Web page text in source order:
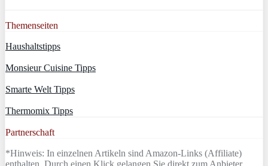
Themenseiten
Haushaltstipps
Monsieur Cuisine Tipps
Smarte Welt Tipps
Thermomix Tipps
Partnerschaft
*Hinweis: In einzelnen Artikeln sind Amazon-Links (Affiliate)
enthalten. Durch einen Klick gelangen Sie direkt zum Anbieter.